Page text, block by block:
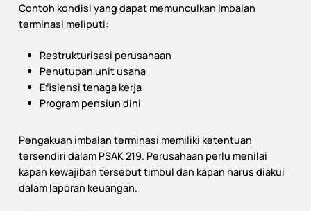
Contoh kondisi yang dapat memunculkan imbalan
terminasi meliputi:
Restrukturisasi perusahaan
Penutupan unit usaha
Efisiensi tenaga kerja
Program pensiun dini
Pengakuan imbalan terminasi memiliki ketentuan
tersendiri dalam PSAK 219. Perusahaan perlu menilai
kapan kewajiban tersebut timbul dan kapan harus diakui
dalam laporan keuangan.